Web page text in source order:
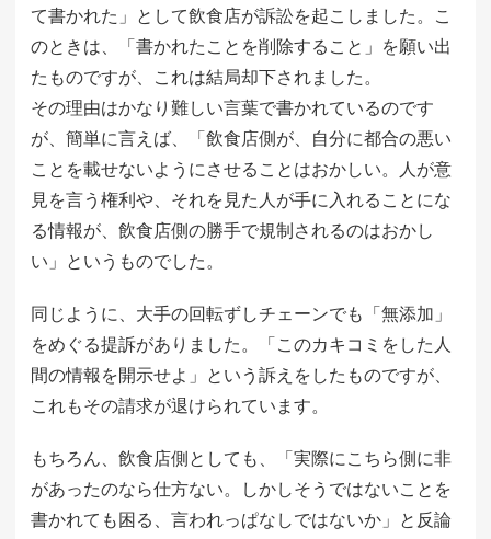
て書かれた」として飲食店が訴訟を起こしました。こ
のときは、「書かれたことを削除すること」を願い出
たものですが、これは結局却下されました。
その理由はかなり難しい言葉で書かれているのです
が、簡単に言えば、「飲食店側が、自分に都合の悪い
ことを載せないようにさせることはおかしい。人が意
見を言う権利や、それを見た人が手に入れることにな
る情報が、飲食店側の勝手で規制されるのはおかし
い」というものでした。
同じように、大手の回転ずしチェーンでも「無添加」
をめぐる提訴がありました。「このカキコミをした人
間の情報を開示せよ」という訴えをしたものですが、
これもその請求が退けられています。
もちろん、飲食店側としても、「実際にこちら側に非
があったのなら仕方ない。しかしそうではないことを
書かれても困る、言われっぱなしではないか」と反論